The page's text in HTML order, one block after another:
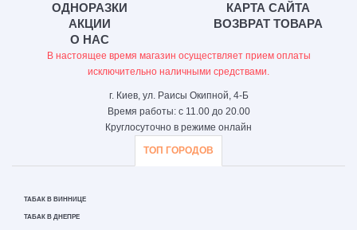
ОДНОРАЗКИ
АКЦИИ
О НАС
КАРТА САЙТА
ВОЗВРАТ ТОВАРА
В настоящее время магазин осуществляет прием оплаты
исключительно наличными средствами.
г. Киев, ул. Раисы Окипной, 4-Б
Время работы: с 11.00 до 20.00
Круглосуточно в режиме онлайн
ТОП ГОРОДОВ
ТАБАК В ВИННИЦЕ
ТАБАК В ДНЕПРЕ